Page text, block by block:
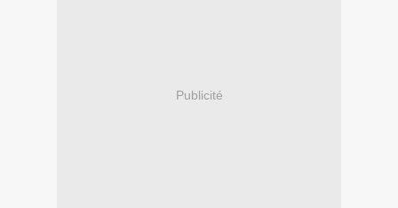
Publicité